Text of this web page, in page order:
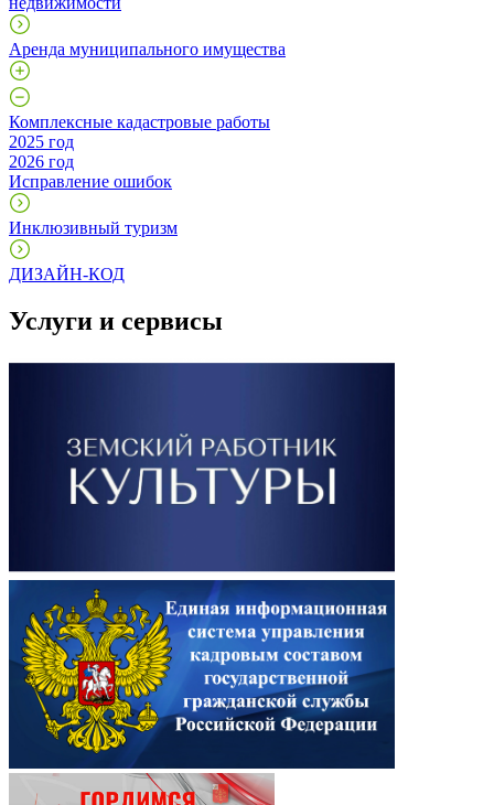
Аренда муниципального имущества
Комплексные кадастровые работы
2025 год
2026 год
Исправление ошибок
Инклюзивный туризм
ДИЗАЙН-КОД
Услуги и сервисы